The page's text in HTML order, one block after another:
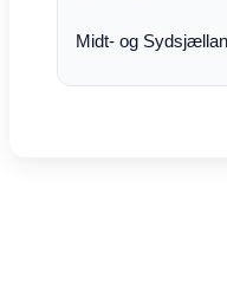
Midt- og